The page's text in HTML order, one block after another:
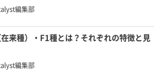
編集部
来種）・F1種とは？それぞれの特徴と見
編集部